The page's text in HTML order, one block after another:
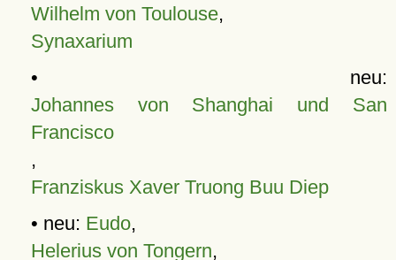
Wilhelm von Toulouse,
Synaxarium
• neu:
Johannes von Shanghai und San
Francisco
,
Franziskus Xaver Truong Buu Diep
• neu: Eudo,
Helerius von Tongern,